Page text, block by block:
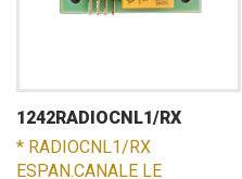
1242RADIOCNL1/RX
* RADIOCNL1/RX
ESPAN.CANALE LE